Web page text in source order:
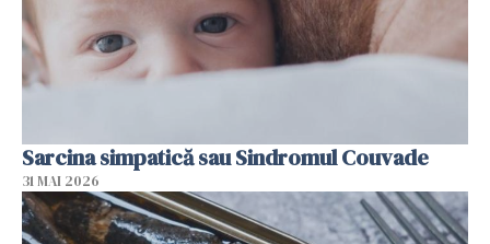
Sarcina simpatică sau Sindromul Couvade
31 MAI 2026